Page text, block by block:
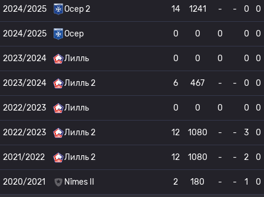
2024/2025 Осер 2 14 1241 - - 0 0
2024/2025 Осер 0 0 0 0 0
2023/2024 Лилль 0 0 0 0 0
2023/2024 Лилль 2 6 467 - - 0 0
2022/2023 Лилль 0 0 0 0 0
2022/2023 Лилль 2 12 1080 - - 3 0
2021/2022 Лилль 2 12 1080 - - 2 0
2020/2021 Nîmes II 2 180 - - 1 0